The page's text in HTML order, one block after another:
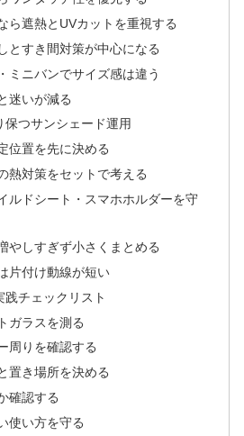
ら遮熱とUVカットを重視する
とすき間対策が中心になる
ミニバンでサイズ感は違う
迷いが減る
保つサンシェード運用
位置を先に決める
熱対策をセットで考える
ルドシート・スマホホルダーを守
やしすぎず小さくまとめる
片付け動線が短い
チェックリスト
ガラスを測る
周りを確認する
置き場所を決める
確認する
使い方を守る